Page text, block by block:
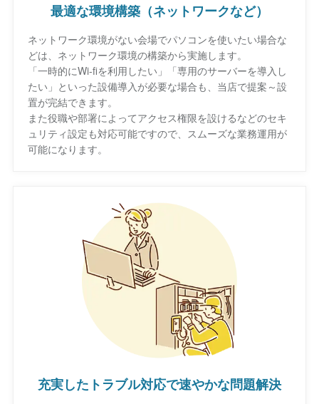
最適な環境構築（ネットワークなど）
ネットワーク環境がない会場でパソコンを使いたい場合な
どは、ネットワーク環境の構築から実施します。
「一時的にWi-fiを利用したい」「専用のサーバーを導入し
たい」といった設備導入が必要な場合も、当店で提案～設
置が完結できます。
また役職や部署によってアクセス権限を設けるなどのセキ
ュリティ設定も対応可能ですので、スムーズな業務運用が
可能になります。
充実したトラブル対応で速やかな問題解決